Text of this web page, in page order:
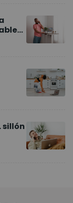
sillón